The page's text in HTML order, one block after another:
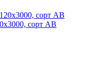
сорт АВ